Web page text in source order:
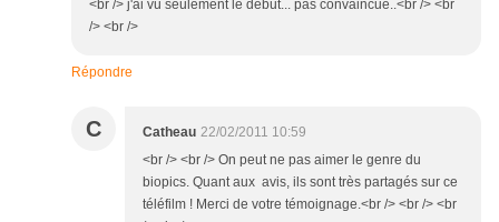
<br /> j'ai vu seulement le début... pas convaincue..<br /> <br
/> <br />
Répondre
C Catheau 22/02/2011 10:59
<br /> <br /> On peut ne pas aimer le genre du
biopics. Quant aux avis, ils sont très partagés sur ce
téléfilm ! Merci de votre témoignage.<br /> <br /> <br